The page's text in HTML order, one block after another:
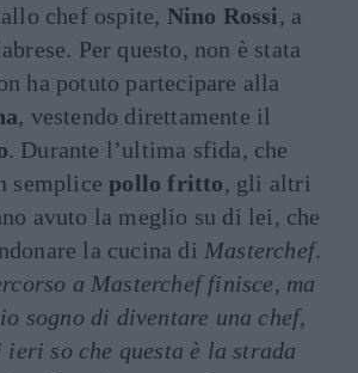
chef ospite, Nino Rossi, a
Per questo, non è stata
ha potuto partecipare alla
, vestendo direttamente il
. Durante l’ultima sfida, che
semplicepollo fritto, gli altri
avuto la meglio su di lei, che
la cucina di Masterchef.
a Masterchef finisce, ma
sogno di diventare una chef,
so che questa è la strada